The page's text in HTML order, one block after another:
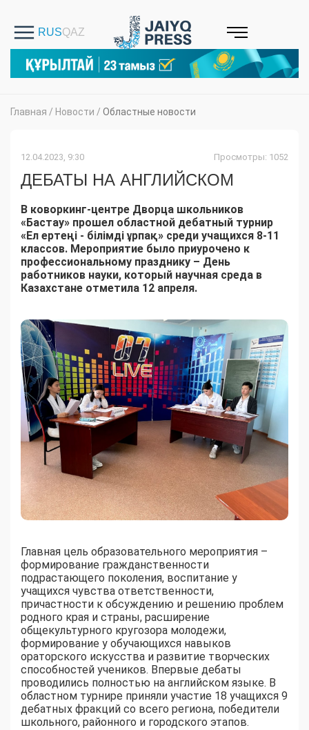
Главная / Новости / Областные новости
12.04.2023, 9:30 Просмотры: 1052
ДЕБАТЫ НА АНГЛИЙСКОМ
В коворкинг-центре Дворца школьников
«Бастау» прошел областной дебатный турнир
«Ел ертеңі - білімді ұрпақ» среди учащихся 8-11
классов. Мероприятие было приурочено к
профессиональному празднику – День
работников науки, который научная среда в
Казахстане отметила 12 апреля.
Главная цель образовательного мероприятия –
формирование гражданственности
подрастающего поколения, воспитание у
учащихся чувства ответственности,
причастности к обсуждению и решению проблем
родного края и страны, расширение
общекультурного кругозора молодежи,
формирование у обучающихся навыков
ораторского искусства и развитие творческих
способностей учеников. Впервые дебаты
проводились полностью на английском языке. В
областном турнире приняли участие 18 учащихся 9
дебатных фракций со всего региона, победители
школьного, районного и городского этапов.